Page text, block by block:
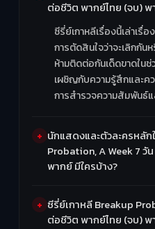
ต่อชีวิต พากย์ไทย (จบ) พ
ซีรี่ย์เกาหลีเรื่องนี้เล่าเรื่
การตัดสินใจว่าจะเลิกกั
ห้ามติดต่อกันเด็ดขาดใน
เผชิญกับความรู้สึกและคว
การสำรวจความสัมพันธ์
นักแสดงและตัวละครหลัก
Probation, A Week 7
พากย์ มีใครบ้าง?
ซีรี่ย์เกาหลี Breakup
ต่อชีวิต พากย์ไทย (จบ) พ